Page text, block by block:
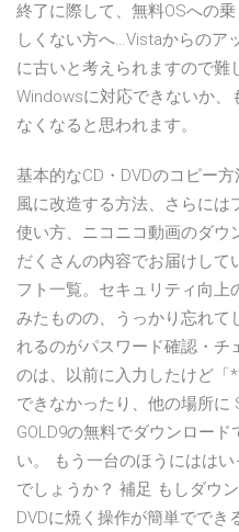
終了に際して、無料OSへの
しくない方へ…Vistaからのア
に古いと考えられますので難
Windowsに対応できないか、
なくなると思われます。
基本的なCD・DVDのコピー
風に改造する方法、さらに
使い方、ニコニコ動画のダウ
だくさんの内容でお届けして
フト一覧。セキュリティ向上
みたものの、うっかり忘れて
れるのがパスワード確認・チ
のは、以前に入力したけど
できなかったり、他の場所に
GOLD9の無料でダウンロー
い。 もう一台のほうにはは
でしょうか？ 補足 もしダウ
DVDに焼く操作が簡単ででき